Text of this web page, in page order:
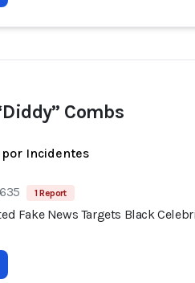
Combs
Incidentes
1 Report
Fake News Targets Black